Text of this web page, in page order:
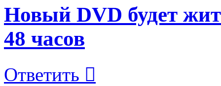
Новый DVD будет
48 часов
Ответить